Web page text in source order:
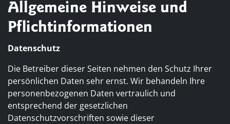
Allgemeine Hinweise und
Pflichtinformationen
Datenschutz
Die Betreiber dieser Seiten nehmen den Schutz Ihrer
persönlichen Daten sehr ernst. Wir behandeln Ihre
personenbezogenen Daten vertraulich und
entsprechend der gesetzlichen
Datenschutzvorschriften sowie dieser